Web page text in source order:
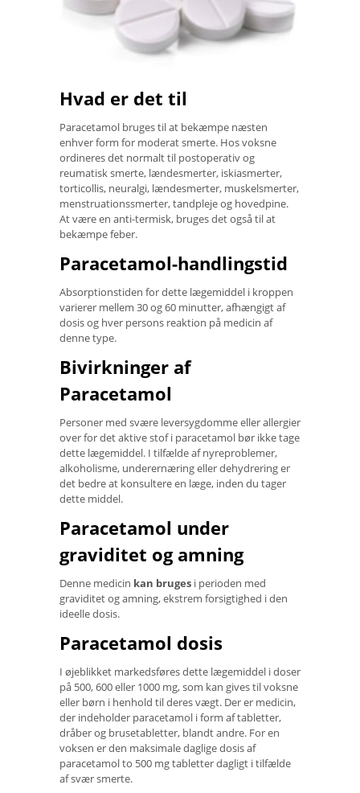
Hvad er det til
Paracetamol bruges til at bekæmpe næsten
enhver form for moderat smerte. Hos voksne
ordineres det normalt til postoperativ og
reumatisk smerte, lændesmerter, iskiasmerter,
torticollis, neuralgi, lændesmerter, muskelsmerter,
menstruationssmerter, tandpleje og hovedpine.
At være en anti-termisk, bruges det også til at
bekæmpe feber.
Paracetamol-handlingstid
Absorptionstiden for dette lægemiddel i kroppen
varierer mellem 30 og 60 minutter, afhængigt af
dosis og hver persons reaktion på medicin af
denne type.
Bivirkninger af
Paracetamol
Personer med svære leversygdomme eller allergier
over for det aktive stof i paracetamol bør ikke tage
dette lægemiddel. I tilfælde af nyreproblemer,
alkoholisme, underernæring eller dehydrering er
det bedre at konsultere en læge, inden du tager
dette middel.
Paracetamol under
graviditet og amning
Denne medicin kan bruges i perioden med
graviditet og amning, ekstrem forsigtighed i den
ideelle dosis.
Paracetamol dosis
I øjeblikket markedsføres dette lægemiddel i doser
på 500, 600 eller 1000 mg, som kan gives til voksne
eller børn i henhold til deres vægt. Der er medicin,
der indeholder paracetamol i form af tabletter,
dråber og brusetabletter, blandt andre. For en
voksen er den maksimale daglige dosis af
paracetamol to 500 mg tabletter dagligt i tilfælde
af svær smerte.